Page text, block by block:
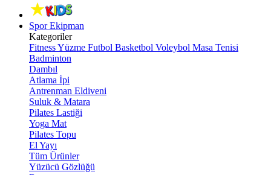
Spor Ekipman
Kategoriler
FitnessYüzme Futbol Basketbol Voleybol Masa Tenisi
Badminton
Dambıl
Atlama İpi
Antrenman Eldiveni
Suluk & Matara
Pilates Lastiği
Yoga Mat
Pilates Topu
El Yayı
Tüm Ürünler
Yüzücü Gözlüğü